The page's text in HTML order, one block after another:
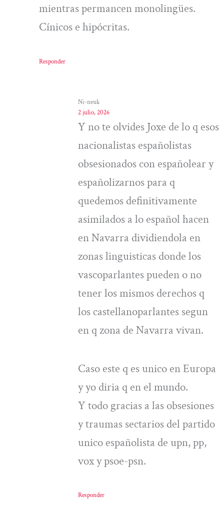
mientras permancen monolingües.
Cínicos e hipócritas.
Responder
Ni-neuk
2 julio, 2026
Y no te olvides Joxe de lo q esos
nacionalistas españolistas
obsesionados con españolear y
españolizarnos para q
quedemos definitivamente
asimilados a lo español hacen
en Navarra dividiendola en
zonas linguisticas donde los
vascoparlantes pueden o no
tener los mismos derechos q
los castellanoparlantes segun
en q zona de Navarra vivan.
Caso este q es unico en Europa
y yo diria q en el mundo.
Y todo gracias a las obsesiones
y traumas sectarios del partido
unico españolista de upn, pp,
vox y psoe-psn.
Responder